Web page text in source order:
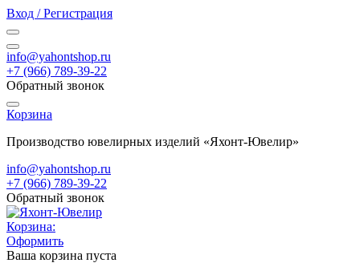
Вход / Регистрация
info@yahontshop.ru
+7 (966) 789-39-22
Обратный звонок
Корзина
Производство ювелирных изделий «Яхонт-Ювелир»
info@yahontshop.ru
+7 (966) 789-39-22
Обратный звонок
Корзина:
Оформить
Ваша корзина пуста